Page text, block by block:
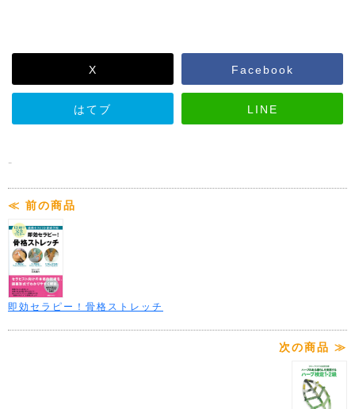
X Facebook
はてブ LINE
-
≪ 前の商品
即効セラピー！骨格ストレッチ
次の商品 ≫